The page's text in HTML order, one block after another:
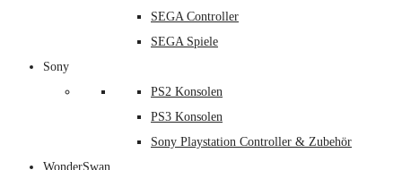
SEGA Controller
SEGA Spiele
Sony
PS2 Konsolen
PS3 Konsolen
Sony Playstation Controller & Zubehör
WonderSwan